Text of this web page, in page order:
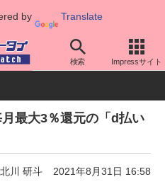
by Translate
検索 Impressサイト
モ アプリ・サービス
最大3％還元の「d払い
北川 研斗 2021年8月31日 16:58